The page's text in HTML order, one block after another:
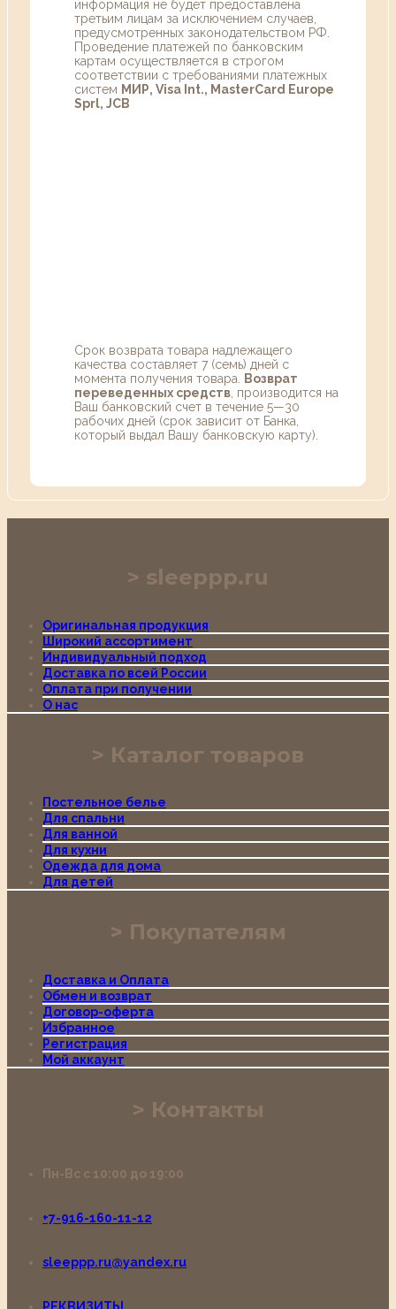
информация не будет предоставлена
третьим лицам за исключением случаев,
предусмотренных законодательством РФ.
Проведение платежей по банковским
картам осуществляется в строгом
соответствии с требованиями платежных
систем МИР, Visa Int., MasterCard Europe
Sprl, JCB
Срок возврата товара надлежащего
качества составляет 7 (семь) дней с
момента получения товара.
Возврат
переведенных средств , производится на
Ваш банковский счет в течение 5—30
рабочих дней (срок зависит от Банка,
который выдал Вашу банковскую карту).
sleeppp.ru
Оригинальная продукция
Широкий ассортимент
Индивидуальный подход
Доставка по всей России
Оплата при получении
О нас
Каталог товаров
Постельное белье
Для спальни
Для ванной
Для кухни
Одежда для дома
Для детей
Покупателям
Доставка и Оплата
Обмен и возврат
Договор-оферта
Избранное
Регистрация
Мой аккаунт
Контакты
Пн-Вс с 10:00 до 19:00
+7-916-160-11-12
sleeppp.ru@yandex.ru